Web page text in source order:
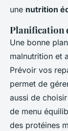
une nutrition
Planification
Une bonne
malnutrition et
Prévoir vos
permet de
aussi de
de menu
des protéines